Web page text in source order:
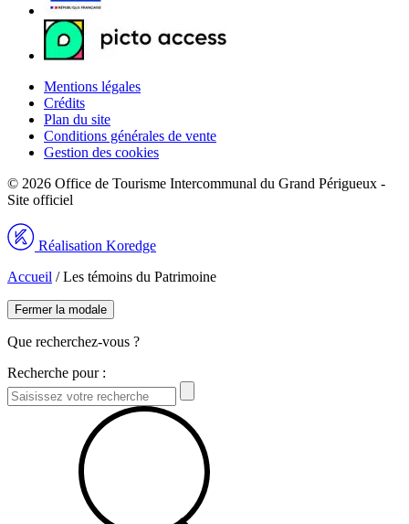
Mentions légales
Crédits
Plan du site
Conditions générales de vente
Gestion des cookies
© 2026 Office de Tourisme Intercommunal du Grand Périgueux -
Site officiel
Réalisation Koredge
Accueil /Les témoins du Patrimoine
Fermer la modale
Que recherchez-vous ?
Recherche pour :